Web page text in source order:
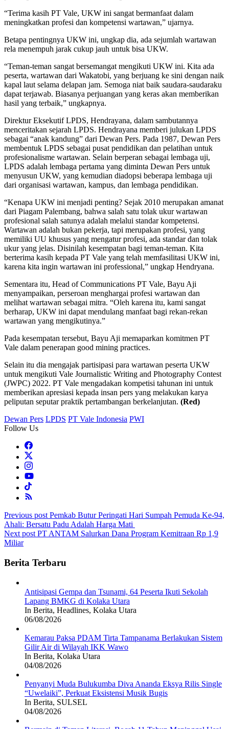
“Terima kasih PT Vale, UKW ini sangat bermanfaat dalam
meningkatkan profesi dan kompetensi wartawan,” ujarnya.
Betapa pentingnya UKW ini, ungkap dia, ada sejumlah wartawan
rela menempuh jarak cukup jauh untuk bisa UKW.
“Teman-teman sangat bersemangat mengikuti UKW ini. Kita ada
peserta, wartawan dari Wakatobi, yang berjuang ke sini dengan naik
kapal laut selama delapan jam. Semoga niat baik saudara-saudaraku
dapat terjawab. Biasanya perjuangan yang keras akan memberikan
hasil yang terbaik,” ungkapnya.
Direktur Eksekutif LPDS, Hendrayana, dalam sambutannya
menceritakan sejarah LPDS. Hendrayana memberi julukan LPDS
sebagai “anak kandung” dari Dewan Pers. Pada 1987, Dewan Pers
membentuk LPDS sebagai pusat pendidikan dan pelatihan untuk
profesionalisme wartawan. Selain berperan sebagai lembaga uji,
LPDS adalah lembaga pertama yang diminta Dewan Pers untuk
menyusun UKW, yang kemudian diadopsi beberapa lembaga uji
dari organisasi wartawan, kampus, dan lembaga pendidikan.
“Kenapa UKW ini menjadi penting? Sejak 2010 merupakan amanat
dari Piagam Palembang, bahwa salah satu tolak ukur wartawan
profesional salah satunya adalah melalui standar kompetensi.
Wartawan adalah bukan pekerja, tapi merupakan profesi, yang
memiliki UU khusus yang mengatur profesi, ada standar dan tolak
ukur yang jelas. Disinilah kesempatan bagi teman-teman. Kita
berterima kasih kepada PT Vale yang telah memfasilitasi UKW ini,
karena kita ingin wartawan ini professional,” ungkap Hendryana.
Sementara itu, Head of Communications PT Vale, Bayu Aji
menyampaikan, perseroan menghargai profesi wartawan dan
melihat wartawan sebagai mitra. “Oleh karena itu, kami sangat
berharap, UKW ini dapat mendulang manfaat bagi rekan-rekan
wartawan yang mengikutinya.”
Pada kesempatan tersebut, Bayu Aji memaparkan komitmen PT
Vale dalam penerapan good mining practices.
Selain itu dia mengajak partisipasi para wartawan peserta UKW
untuk mengikuti Vale Journalistic Writing and Photography Contest
(JWPC) 2022. PT Vale mengadakan kompetisi tahunan ini untuk
memberikan apresiasi kepada insan pers yang melakukan karya
peliputan seputar praktik pertambangan berkelanjutan. (Red)
Dewan Pers LPDS PT Vale Indonesia PWI
Follow Us
Post
navigation
Previous post Pemkab Butur Peringati Hari Sumpah Pemuda Ke-94,
Ahali: Bersatu Padu Adalah Harga Mati
Next post PT ANTAM Salurkan Dana Program Kemitraan Rp 1,9
Miliar
Berita Terbaru
Antisipasi Gempa dan Tsunami, 64 Peserta Ikuti Sekolah
Lapang BMKG di Kolaka Utara
In Berita, Headlines, Kolaka Utara
06/08/2026
Kemarau Paksa PDAM Tirta Tampanama Berlakukan Sistem
Gilir Air di Wilayah IKK Wawo
In Berita, Kolaka Utara
04/08/2026
Penyanyi Muda Bulukumba Diva Ananda Eksya Rilis Single
“Uwelaiki”, Perkuat Eksistensi Musik Bugis
In Berita, SULSEL
04/08/2026